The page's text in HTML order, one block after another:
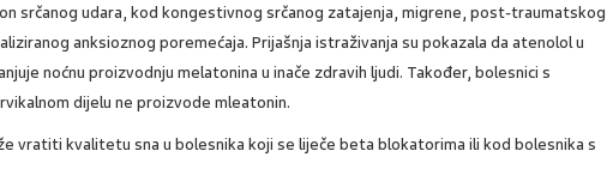
srčanog udara, kod kongestivnog srčanog zatajenja, migrene, post-traumatskog
anksioznog poremećaja. Prijašnja istraživanja su pokazala da atenolol u
noćnu proizvodnju melatonina u inače zdravih ljudi. Također, bolesnici s
dijelu ne proizvode mleatonin.
vratiti kvalitetu sna u bolesnika koji se liječe beta blokatorima ili kod bolesnika s